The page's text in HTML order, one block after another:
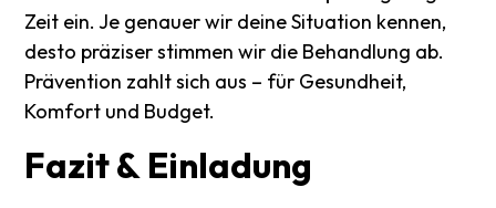
Zeit ein. Je genauer wir deine Situation kennen,
desto präziser stimmen wir die Behandlung ab.
Prävention zahlt sich aus – für Gesundheit,
Komfort und Budget.
Fazit& Einladung